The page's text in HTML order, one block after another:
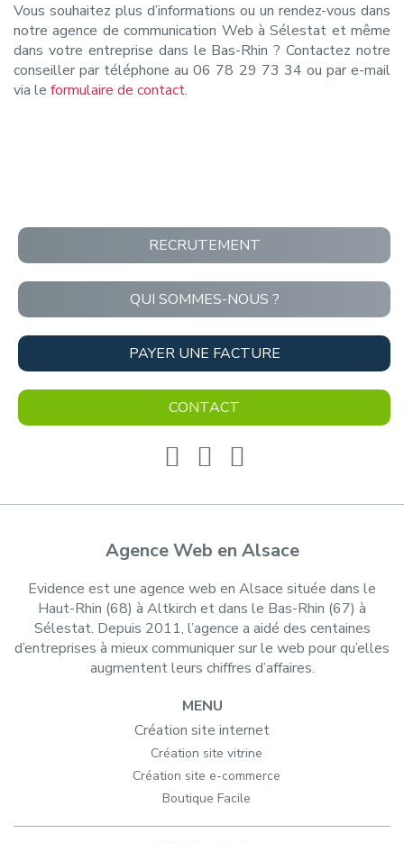
Vous souhaitez plus d’informations ou un rendez-vous dans
notre agence de communication Web à Sélestat et même
dans votre entreprise dans le Bas-Rhin ? Contactez notre
conseiller par téléphone au 06 78 29 73 34 ou par e-mail
via le formulaire de contact.
RECRUTEMENT
QUI SOMMES-NOUS ?
PAYER UNE FACTURE
CONTACT
Agence Web en Alsace
Evidence est une agence web en Alsace située dans le
Haut-Rhin (68) à Altkirch et dans le Bas-Rhin (67) à
Sélestat. Depuis 2011, l’agence a aidé des centaines
d’entreprises à mieux communiquer sur le web pour qu’elles
augmentent leurs chiffres d’affaires.
MENU
Création site internet
Création site vitrine
Création site e-commerce
Boutique Facile